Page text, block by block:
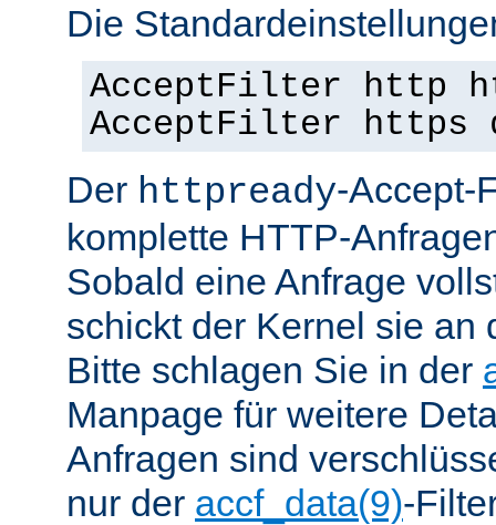
Die
AcceptFilter http
AcceptFilter https
Der httpready-Accept-
komplette HTTP-
Sobald eine Anfrage
schickt der Kernel sie an
Bitte schlagen Sie in der
Manpage für weitere
Anfragen sind
nur der accf_data(9)-